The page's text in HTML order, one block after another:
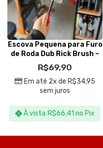
Escova Pequena para Furo
de Roda Dub Rick Brush –
Dub Boyz
R$69,90
Em até 2x de R$34,95
sem juros
À vista R$66,41 no Pix